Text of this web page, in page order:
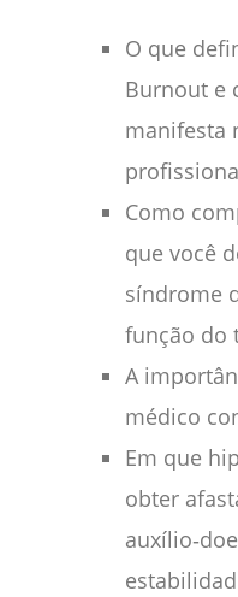
O que
Burnout e
manifesta
Como
que você
síndrome
função do
A
médico
Em que
obter